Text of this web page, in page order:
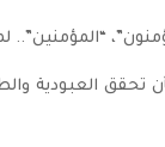
“المؤمنين”..
تحقق العبودية